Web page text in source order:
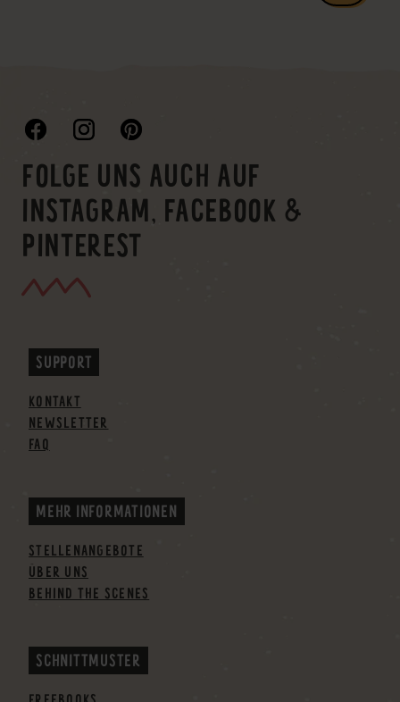
FOLGE UNS AUCH AUF
INSTAGRAM, FACEBOOK &
PINTEREST
SUPPORT
KONTAKT
NEWSLETTER
FAQ
MEHR INFORMATIONEN
STELLENANGEBOTE
ÜBER UNS
BEHIND THE SCENES
SCHNITTMUSTER